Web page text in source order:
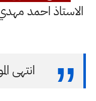
الاستاذ احمد
انتهى